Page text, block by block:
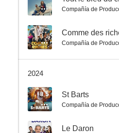
Grand Hôtel
Compañía de
-- Comme des
Compañía de
2024
8.5 St Barts
Compañía de
7.5 Le Daron